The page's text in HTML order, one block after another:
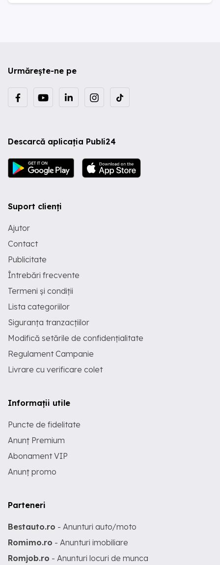
Urmărește-ne pe
Descarcă aplicația Publi24
Suport clienți
Ajutor
Contact
Publicitate
Întrebări frecvente
Termeni și condiții
Lista categoriilor
Siguranța tranzacțiilor
Modifică setările de confidențialitate
Regulament Campanie
Livrare cu verificare colet
Informații utile
Puncte de fidelitate
Anunț Premium
Abonament VIP
Anunț promo
Parteneri
Bestauto.ro - Anunturi auto/moto
Romimo.ro - Anunturi imobiliare
Romjob.ro - Anunturi locuri de munca